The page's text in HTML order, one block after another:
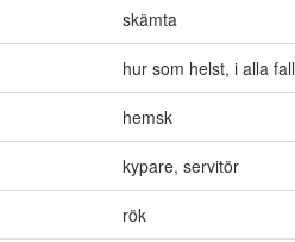
skämta
hur som helst, i alla fall
hemsk
kypare, servitör
rök